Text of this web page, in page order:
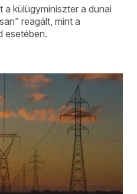
külügyminiszter a dunai
reagált, mint a
esetében.